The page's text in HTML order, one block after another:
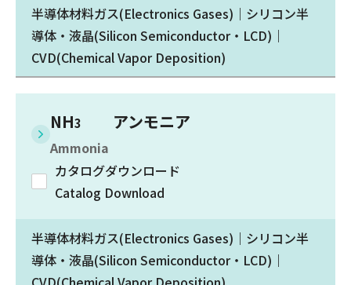
半導体材料ガス(Electronics Gases)｜シリコン半
導体・液晶(Silicon Semiconductor・LCD)｜
CVD(Chemical Vapor Deposition)
NH3 アンモニア
Ammonia
カタログダウンロード
Catalog Download
半導体材料ガス(Electronics Gases)｜シリコン半
導体・液晶(Silicon Semiconductor・LCD)｜